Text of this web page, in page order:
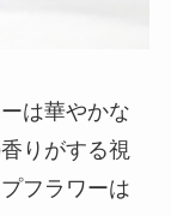
は華やかな
りがする視
フラワーは